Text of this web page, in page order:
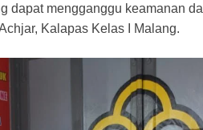
dapat mengganggu keamanan
Kalapas Kelas I Malang.